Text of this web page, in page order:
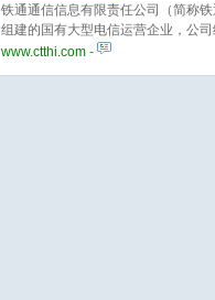
铁通通信信息有限责任公司（简称
组建的国有大型电信运营企业，公
IP电话、卫星通信、无线通信、电
www.ctthi.com -